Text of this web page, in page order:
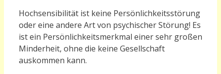
Hochsensibilität ist keine Persönlichkeitsstörung
oder eine andere Art von psychischer Störung! Es
ist ein Persönlichkeitsmerkmal einer sehr großen
Minderheit, ohne die keine Gesellschaft
auskommen kann.